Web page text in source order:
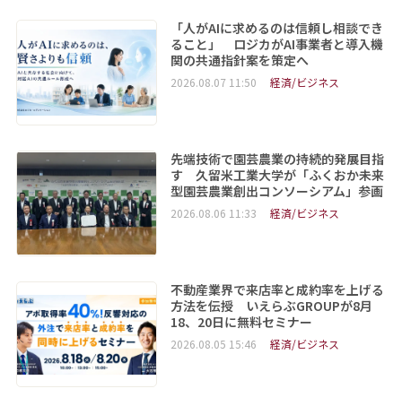
「人がAIに求めるのは信頼し相談でき
ること」 ロジカがAI事業者と導入機
関の共通指針案を策定へ
2026.08.07 11:50 経済/ビジネス
先端技術で園芸農業の持続的発展目指
す 久留米工業大学が「ふくおか未来
型園芸農業創出コンソーシアム」参画
2026.08.06 11:33 経済/ビジネス
不動産業界で来店率と成約率を上げる
方法を伝授 いえらぶGROUPが8月
18、20日に無料セミナー
2026.08.05 15:46 経済/ビジネス